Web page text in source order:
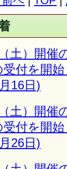
土）開催
受付を開
16日)
土）開催
受付を開
26日)